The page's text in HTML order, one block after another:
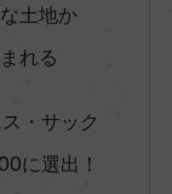
土地か
れる
・サック
に選出！